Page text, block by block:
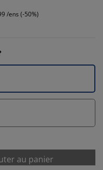
/ens (-50%)
au panier